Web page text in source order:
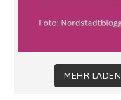
MEHR LADEN